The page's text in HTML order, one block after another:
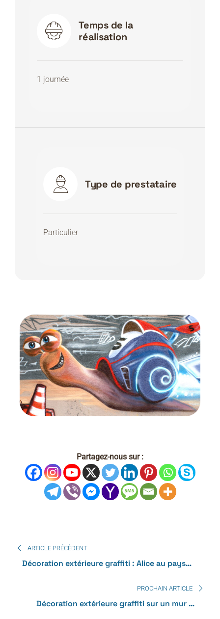
Temps de la
réalisation
1 journée
Type de prestataire
Particulier
Partagez-nous sur :
ARTICLE PRÉCÈDENT
Décoration extérieure graffiti : Alice au pays
PROCHAIN ARTICLE
Décoration extérieure graffiti sur un mur de